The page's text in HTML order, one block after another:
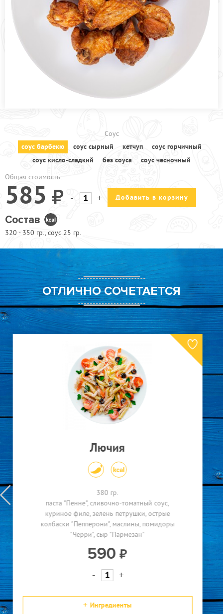
ПРОЧЕЕ
КАФЕ УЛ.2-АЯ ПРОЛЕТАРСКАЯ
КАФЕ УЛ. ИНЖЕНЕРНАЯ
АКЦИИ
Соус
соус барбекю
соус сырный кетчуп
соус горчичный
соус кисло-сладкий
без cоуса
соус чесночный
Общая стоимость:
585 - + Добавить в корзину
Состав
320 - 350 гр., соус 25 гр.
ОТЛИЧНО СОЧЕТАЕТСЯ
Лючия
380 гр.
паста "Пенне" сливочно-томатный соус
куриное филе зелень петрушки острые
колбаски "Пепперони" маслины помидоры
"Черри" сыр "Пармезан"
590
- +
Ингредиенты